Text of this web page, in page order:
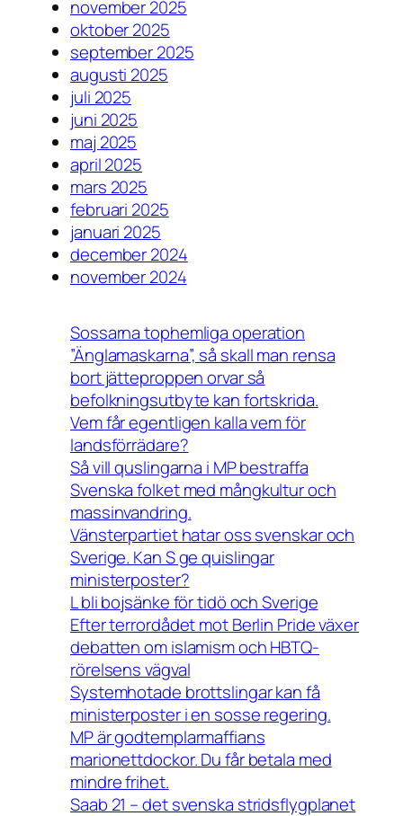
november 2025
oktober 2025
september 2025
augusti 2025
juli 2025
juni 2025
maj 2025
april 2025
mars 2025
februari 2025
januari 2025
december 2024
november 2024
Sossarna tophemliga operation
”Änglamaskarna”, så skall man rensa
bort jätteproppen orvar så
befolkningsutbyte kan fortskrida.
Vem får egentligen kalla vem för
landsförrädare?
Så vill quslingarna i MP bestraffa
Svenska folket med mångkultur och
massinvandring.
Vänsterpartiet hatar oss svenskar och
Sverige. Kan S ge quislingar
ministerposter?
L bli bojsänke för tidö och Sverige
Efter terrordådet mot Berlin Pride växer
debatten om islamism och HBTQ-
rörelsens vägval
Systemhotade brottslingar kan få
ministerposter i en sosse regering.
MP är godtemplarmaffians
marionettdockor. Du får betala med
mindre frihet.
Saab 21 – det svenska stridsflygplanet